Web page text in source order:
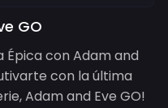
GO
Épica con Adam and
con la última
Adam and Eve GO!